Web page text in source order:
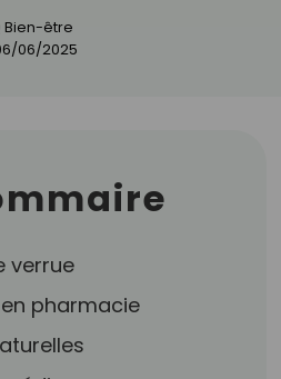
Bien-être
06/2025
verrue
pharmacie